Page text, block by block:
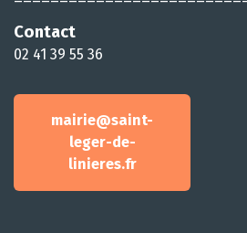
Contact
02 41 39 55 36
mairie@saint-
leger-de-
linieres.fr